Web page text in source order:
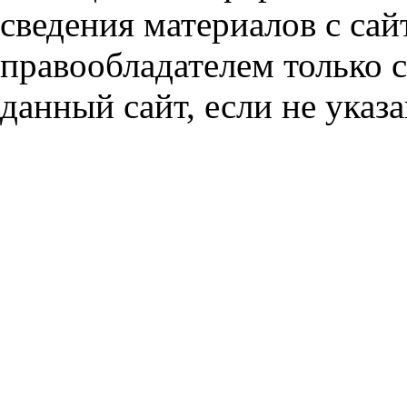
сведения материалов с
правообладателем только
данный сайт, если не